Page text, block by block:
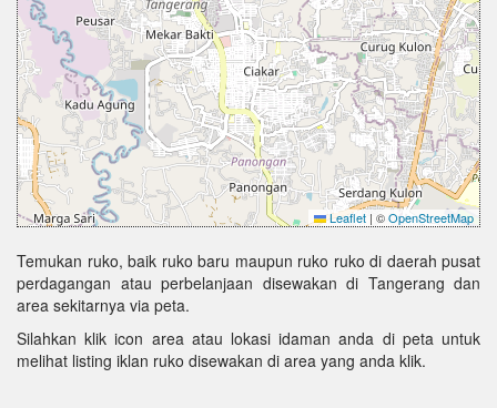
Leaflet | ©OpenStreetMap
Temukan ruko, baik ruko baru maupun ruko ruko di daerah pusat
perdagangan atau perbelanjaan disewakan di Tangerang dan
area sekitarnya via peta.
Silahkan klik icon area atau lokasi idaman anda di peta untuk
melihat listing iklan ruko disewakan di area yang anda klik.